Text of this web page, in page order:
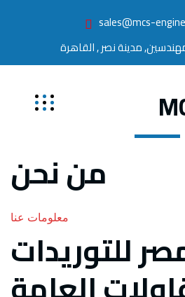
sales@mcs-
من نحن
معلومات عنا
للتوريدات